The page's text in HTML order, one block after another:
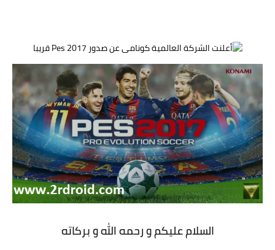
السلام عليكم و رحمه الله و بركاته